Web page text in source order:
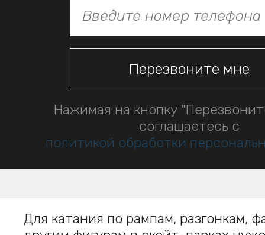
Нажимая на кнопку
соглашаетесь с
политикой обработки
Для катания по рампам, разгонкам,